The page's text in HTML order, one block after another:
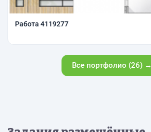
Работа 4119277
Все портфолио (26) →